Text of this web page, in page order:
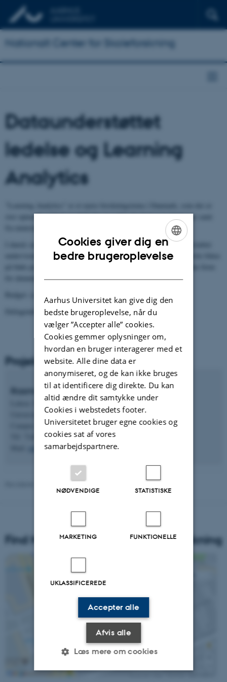
Nationalt Center for Skoleforskning
Dataunderstøttet
ledelse og Learning
Analytics
stor opmærksomhed om både fra en række forskningsinstitutioner samt
I dansk sammenhæng omtales Learning Analytics som dataunderstøttet
undervisning, læring og skoleudvikling og det er her vigtigt at sætte fokus
for dataunderstøttet pædagogisk praksis.
Budget: ca. 125.000 kr.
Deltagende institutioner: UCSjælland og NCS/DPU/AU
Projektholder
Rasmus Leth Jørnø
Lektor, Ph.d.
University College Sjælland
Campus Roskilde
Tlf: 7248 2289
ralj@ucsj.dk
Find Nationalt Center for Skoleforskning
ENGLISH
Cookies giver dig en
bedre brugeroplevelse
Aarhus Universitet kan give dig den
bedste brugeroplevelse, når du
vælger ”Accepter alle” cookies.
Cookies gemmer oplysninger om,
hvordan en bruger interagerer med et
website. Alle dine data er
anonymiseret, og de kan ikke bruges
til at identificere dig direkte. Du kan
altid ændre dit samtykke under
Cookies i webstedets footer.
Universitetet bruger egne cookies og
cookies sat af vores
samarbejdspartnere.
NØDVENDIGE STATISTISKE
MARKETING FUNKTIONELLE
UKLASSIFICEREDE
Accepter alle
Afvis alle
Læs mere om cookies